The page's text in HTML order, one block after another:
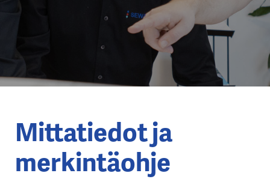
Mittatiedot ja
merkintäohje